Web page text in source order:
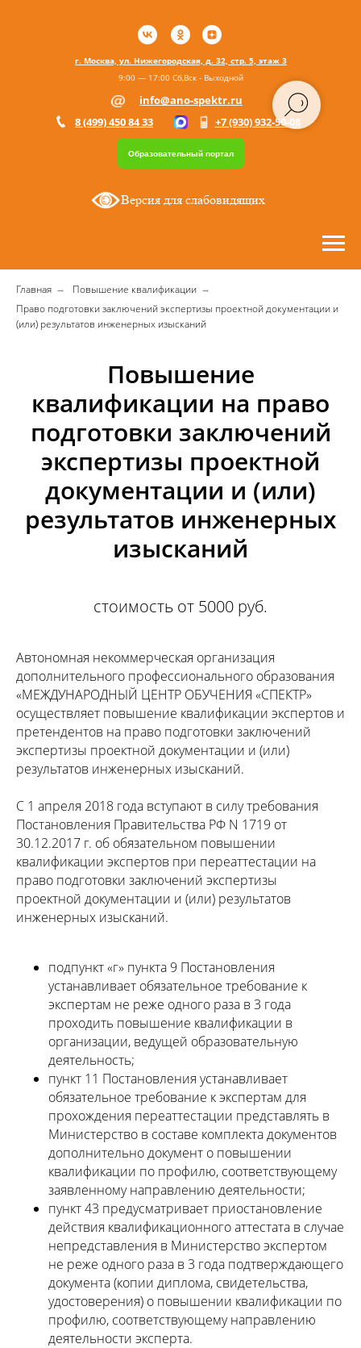
Образовательный портал
г. Москва, ул. Нижегородская, д. 32, стр. 5, этаж 3
+7 (930) 932-50-08
8 (499) 450 84 33
info@ano-spektr.ru
9:00 — 17:00 Сб,Вск - Выходной
Версия для слабовидящих
Главная → Повышение квалификации →
Право подготовки заключений экспертизы проектной документации и
(или) результатов инженерных изысканий
Повышение
квалификации на право
подготовки заключений
экспертизы проектной
документации и (или)
результатов инженерных
изысканий
стоимость от 5000 руб.
Автономная некоммерческая организация
дополнительного профессионального образования
«МЕЖДУНАРОДНЫЙ ЦЕНТР ОБУЧЕНИЯ «СПЕКТР»
осуществляет повышение квалификации экспертов и
претендентов на право подготовки заключений
экспертизы проектной документации и (или)
результатов инженерных изысканий.
С 1 апреля 2018 года вступают в силу требования
Постановления Правительства РФ N 1719 от
30.12.2017 г. об обязательном повышении
квалификации экспертов при переаттестации на
право подготовки заключений экспертизы
проектной документации и (или) результатов
инженерных изысканий.
подпункт «г» пункта 9 Постановления
устанавливает обязательное требование к
экспертам не реже одного раза в 3 года
проходить повышение квалификации в
организации, ведущей образовательную
деятельность;
пункт 11 Постановления устанавливает
обязательное требование к экспертам для
прохождения переаттестации представлять в
Министерство в составе комплекта документов
дополнительно документ о повышении
квалификации по профилю, соответствующему
заявленному направлению деятельности;
пункт 43 предусматривает приостановление
действия квалификационного аттестата в случае
непредставления в Министерство экспертом
не реже одного раза в 3 года подтверждающего
документа (копии диплома, свидетельства,
удостоверения) о повышении квалификации по
профилю, соответствующему направлению
деятельности эксперта.